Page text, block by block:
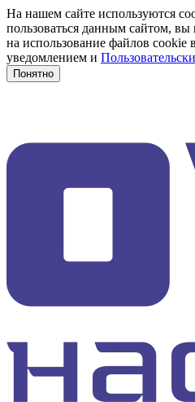
На нашем сайте используются
пользоваться данным сайтом, вы
на использование файлов cookie
уведомлением и
Понятно